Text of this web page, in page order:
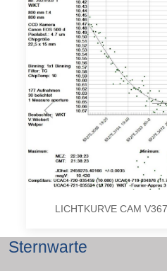
LICHTKURVE CAM
Sternwarte